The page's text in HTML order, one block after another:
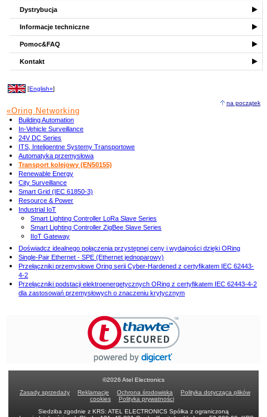
Dystrybucja
Informacje techniczne
Pomoc&FAQ
Kontakt
[English»]
na początek
«Oring Networking
Building Automation
In-Vehicle Surveillance
24V DC Series
ITS, Inteligentne Systemy Transportowe
Automatyka przemysłowa
Transport kolejowy (EN50155)
Renewable Energy
City Surveillance
Smart Grid (IEC 61850-3)
Resource & Power
Industrial IoT
Smart Lighting Controller LoRa Slave Series
Smart Lighting Controller ZigBee Slave Series
IIoT Gateway
Doświadcz idealnego połączenia przystępnej ceny i wydajności dzięki ORing
Single-Pair Ethernet - SPE (Ethernet jednoparowy)
Przełączniki przemysłowe Oring serii Cyber-Hardened z certyfikatem IEC 62443-
4-2
Przełączniki podstacji elektroenergetycznych ORing z certyfikatem IEC 62443-4-2
dla zastosowań przemysłowych o znaczeniu krytycznym
©2026 Atel Electronics
Zasady sprzedaży
Reklamacje Ochrona środowiska
Polityka dotycząca plików
cookies
Polityka prywatności
Siedziba zgodnie z KRS: ATEL ELECTRONICS Spółka z ograniczoną